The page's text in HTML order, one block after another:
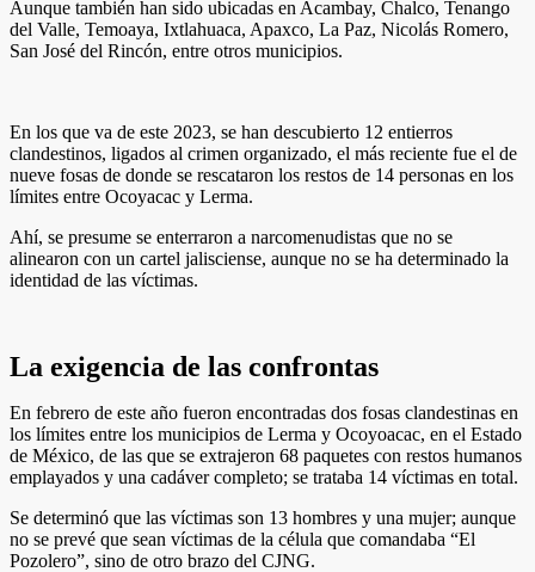
Aunque también han sido ubicadas en Acambay, Chalco, Tenango
del Valle, Temoaya, Ixtlahuaca, Apaxco, La Paz, Nicolás Romero,
San José del Rincón, entre otros municipios.
En los que va de este 2023, se han descubierto 12 entierros
clandestinos, ligados al crimen organizado, el más reciente fue el de
nueve fosas de donde se rescataron los restos de 14 personas en los
límites entre Ocoyacac y Lerma.
Ahí, se presume se enterraron a narcomenudistas que no se
alinearon con un cartel jalisciense, aunque no se ha determinado la
identidad de las víctimas.
La exigencia de las confrontas
En febrero de este año fueron encontradas dos fosas clandestinas en
los límites entre los municipios de Lerma y Ocoyoacac, en el Estado
de México, de las que se extrajeron 68 paquetes con restos humanos
emplayados y una cadáver completo; se trataba 14 víctimas en total.
Se determinó que las víctimas son 13 hombres y una mujer; aunque
no se prevé que sean víctimas de la célula que comandaba “El
Pozolero”, sino de otro brazo del CJNG.